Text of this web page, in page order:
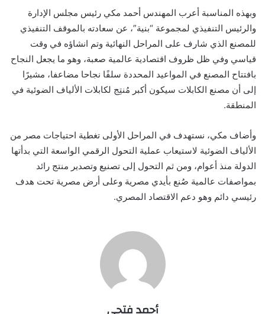
وبهذه المناسبة أعرب المهندس أحمد مكي رئيس مجلس الإدارة
والرئيس التنفيذي لمجموعة “بنية”، عن سعادته بالموقف التنفيذي
للمصنع الذي شارف على المراحل النهائية وتم انشاؤه في وقت
قياسي وفي ظل ظروف اقتصادية عالمية صعبة، وهو ما يجعل النجاح
بافتتاح المصنع في المواعيد المحددة سلفًا نجاحا مضاعفا، مشيرًا
إلى أن مصنع الكابلات سيكون أكبر مُنتِج لكابلات الألياف الضوئية في
المنطقة.
وأضاف مكي، نستهدف في المراحل الأولى تغطية احتياجات مصر من
الألياف الضوئية لاستيعاب عملية التحول الرقمي الواسعة التي بدأتها
الدولة منذ أعوام، ومن ثم التحول إلى تصنيع وتصدير منتج رائد
بمواصفات عالمية صُنع بأيدي مصرية وعلى أرض مصرية تحت هدف
رئيسي دائم وهو دعم الاقتصاد المصري.
أحمد فتحي